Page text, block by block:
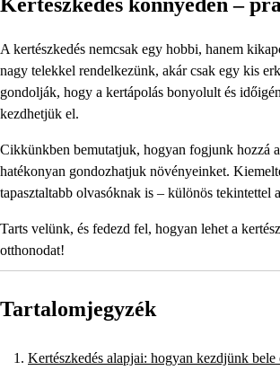
A kertészkedés nemcsak egy hobbi, hanem
nagy telekkel rendelkezünk, akár csak egy kis
gondolják, hogy a kertápolás bonyolult és
kezdhetjük el.
Cikkünkben bemutatjuk, hogyan fogjunk hozzá
hatékonyan gondozhatjuk növényeinket.
tapasztaltabb olvasóknak is – különös tekintettel
Tarts velünk, és fedezd fel, hogyan lehet a
otthonodat!
Tartalomjegyzék
Kertészkedés alapjai: hogyan kezdjünk bele